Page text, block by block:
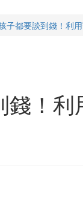
子都要談到錢！利
！